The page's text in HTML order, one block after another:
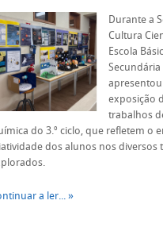
Durante a
Cultura
Escola
exposição
trabalhos
do 3.º ciclo, que refletem o
dos alunos nos diversos
a ler...